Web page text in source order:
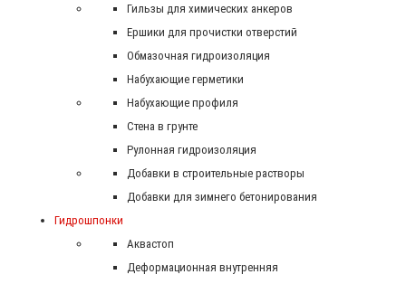
Гильзы для химических анкеров
Ершики для прочистки отверстий
Обмазочная гидроизоляция
Набухающие герметики
Набухающие профиля
Стена в грунте
Рулонная гидроизоляция
Добавки в строительные растворы
Добавки для зимнего бетонирования
Гидрошпонки
Аквастоп
Деформационная внутренняя